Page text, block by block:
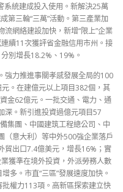
系統建成投入使用。新解決25萬
第三輪“三萬”活動。第三產業加
網絡建設加快，新增“限上”企業
續11次獲評省金融信用市州。接
別增長18.2%、19%。
力推進事關孝感發展全局的100
。在建億元以上項目382個，其
金62億元。一批交通、電力、通
深。新引進投資過億元項目57
集團、中國建筑工程總公司、中
（意大利）等中外500強企業落戶
貿出口7.4億美元，增長16%；實
獲準在境外投資，外派勞務人數
多。市直“三區”發展速度加快。
批權力113項。高新區探索建立快